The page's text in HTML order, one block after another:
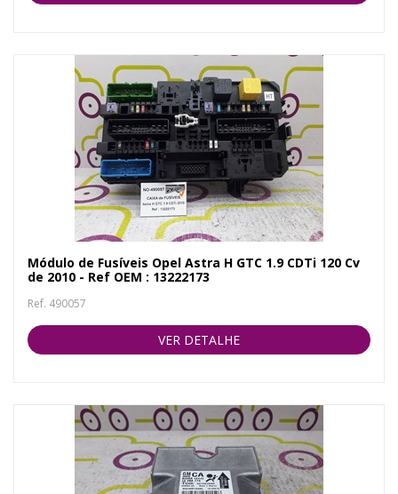
Módulo de Fusíveis Opel Astra H GTC 1.9 CDTi 120 Cv
de 2010 - Ref OEM : 13222173
Ref. 490057
VER DETALHE